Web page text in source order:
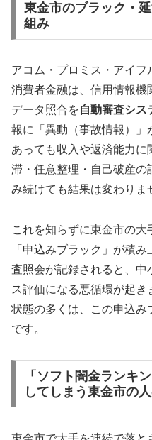
東金市のブラック・
組み
アコム・プロミス・アイ
消費者金融は、信用情報
データ照合を自動審査シス
報に「異動（事故情報）
あっても収入や返済能力
滞・任意整理・自己破産の
み続けても結果は変わりま
これを知らずに東金市の大
「申込みブラック」が積
査照会が記録されると、中
ス評価になる悪循環が起き
状態の多くは、この申込み
です。
「ソフト闇金ランキ
してしまう東金市の